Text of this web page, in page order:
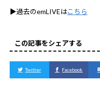
▶過去のemLIVEはこちら
この記事をシェアする
Twitter Facebook